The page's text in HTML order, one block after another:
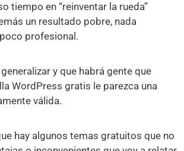
tiempo en “reinventar la rueda”
un resultado pobre, nada
profesional.
y que habrá gente que
WordPress gratis le parezca una
válida.
hay algunos temas gratuitos que no